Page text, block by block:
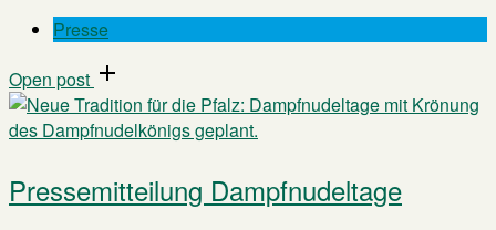
Presse
Open post
Pressemitteilung Dampfnudeltage